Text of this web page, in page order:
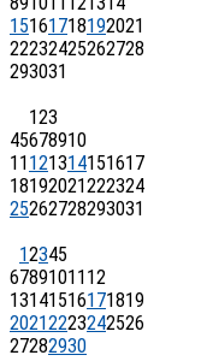
15161718192021
22232425262728
293031
123
45678910
11 121314151617
18192021222324
25262728293031
12345
67891011 12
13141516171819
20212223242526
27282930